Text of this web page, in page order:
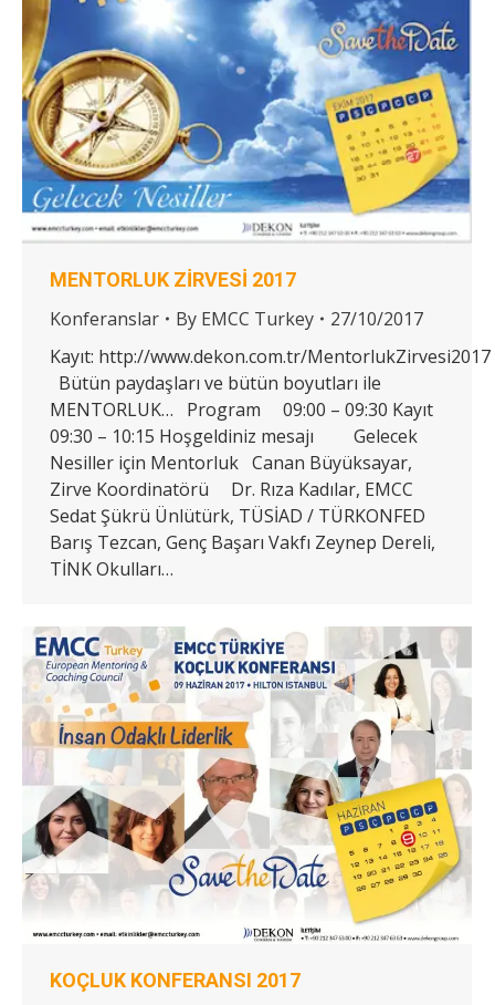
MENTORLUK ZİRVESİ 2017
Konferanslar By EMCC Turkey
27/10/2017
Kayıt: http://www.dekon.com.tr/MentorlukZirvesi2017
Bütün paydaşları ve bütün boyutları ile
MENTORLUK… Program 09:00 – 09:30 Kayıt
09:30 – 10:15 Hoşgeldiniz mesajı Gelecek
Nesiller için Mentorluk Canan Büyüksayar,
Zirve Koordinatörü Dr. Rıza Kadılar, EMCC
Sedat Şükrü Ünlütürk, TÜSİAD / TÜRKONFED
Barış Tezcan, Genç Başarı Vakfı Zeynep Dereli,
TİNK Okulları…
KOÇLUK KONFERANSI 2017